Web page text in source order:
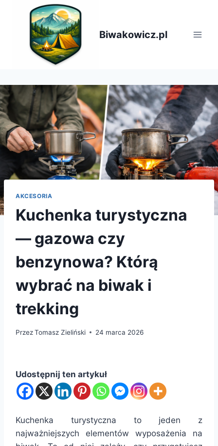
Biwakowicz.pl
AKCESORIA
Kuchenka turystyczna
— gazowa czy
benzynowa? Którą
wybrać na biwak i
trekking
PrzezTomasz Zieliński 24 marca 2026
Udostępnij ten artykuł
Kuchenka turystyczna to jeden z
najważniejszych elementów wyposażenia na